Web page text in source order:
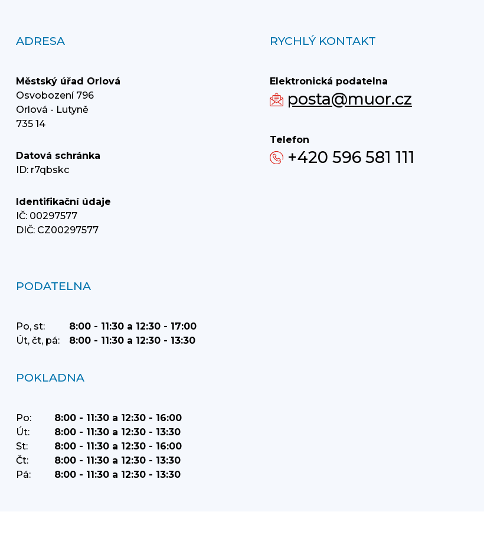
ADRESA
Městský úřad Orlová
Osvobození 796
Orlová - Lutyně
735 14
Datová schránka
ID: r7qbskc
Identifikační údaje
IČ: 00297577
DIČ: CZ00297577
RYCHLÝ KONTAKT
Elektronická podatelna
posta@muor.cz
Telefon
+420 596 581 111
PODATELNA
Po, st:
8:00 - 11:30 a 12:30 - 17:00
Út, čt, pá:
8:00 - 11:30 a 12:30 - 13:30
POKLADNA
Po:
8:00 - 11:30 a 12:30 - 16:00
Út:
8:00 - 11:30 a 12:30 - 13:30
St:
8:00 - 11:30 a 12:30 - 16:00
Čt:
8:00 - 11:30 a 12:30 - 13:30
Pá:
8:00 - 11:30 a 12:30 - 13:30